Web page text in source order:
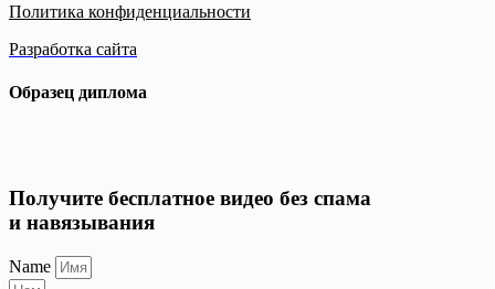
Политика конфиденциальности
Разработка сайта
Образец диплома
Получите бесплатное видео без спама
и навязывания
Name